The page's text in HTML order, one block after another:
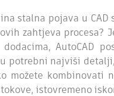
stalna pojava u
zahtjeva procesa?
AutoCAD
potrebni najviši
možete kombinovati
istovremeno